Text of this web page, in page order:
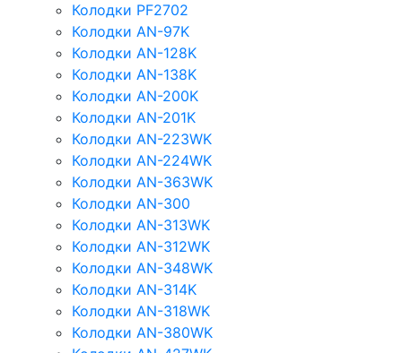
Колодки PF2702
Колодки AN-97K
Колодки AN-128K
Колодки AN-138K
Колодки AN-200K
Колодки AN-201K
Колодки AN-223WK
Колодки AN-224WK
Колодки AN-363WK
Колодки AN-300
Колодки AN-313WK
Колодки AN-312WK
Колодки AN-348WK
Колодки AN-314K
Колодки AN-318WK
Колодки AN-380WK